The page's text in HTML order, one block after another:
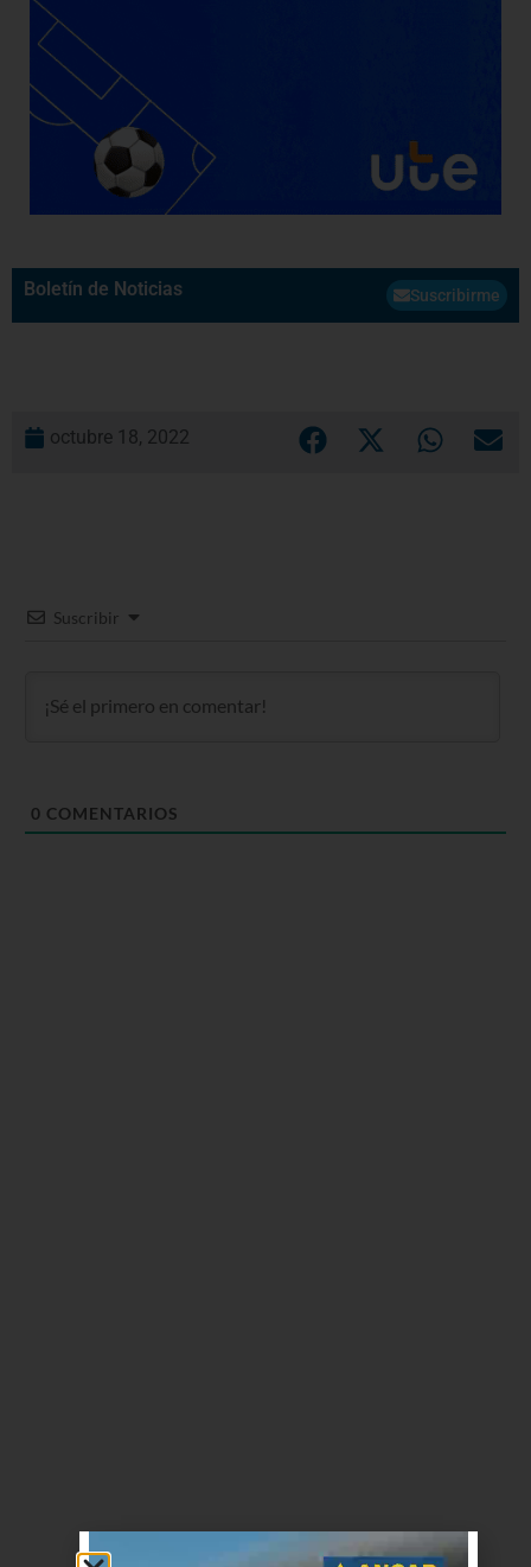
Boletín de Noticias Suscribirme
octubre 18, 2022
Suscribir
0 COMENTARIOS